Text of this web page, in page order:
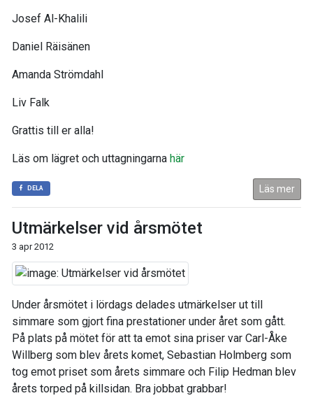
Josef Al-Khalili
Daniel Räisänen
Amanda Strömdahl
Liv Falk
Grattis till er alla!
Läs om lägret och uttagningarna här
DELA Läs mer
Utmärkelser vid årsmötet
3 apr 2012
Under årsmötet i lördags delades utmärkelser ut till
simmare som gjort fina prestationer under året som gått.
På plats på mötet för att ta emot sina priser var Carl-Åke
Willberg som blev årets komet, Sebastian Holmberg som
tog emot priset som årets simmare och Filip Hedman blev
årets torped på killsidan. Bra jobbat grabbar!